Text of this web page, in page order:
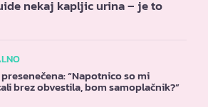
nekaj kapljic urina – je to
“Napotnico so mi
brez obvestila, bom samoplačnik?”